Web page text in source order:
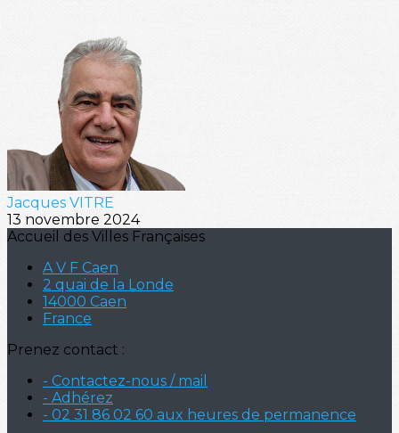
Jacques VITRE
13 novembre 2024
Accueil des Villes Françaises
A V F Caen
2 quai de la Londe
14000 Caen
France
Prenez contact :
- Contactez-nous / mail
- Adhérez
- 02 31 86 02 60 aux heures de permanence